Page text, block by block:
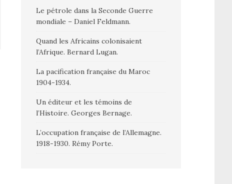
Le pétrole dans la Seconde Guerre
mondiale – Daniel Feldmann.
Quand les Africains colonisaient
l’Afrique. Bernard Lugan.
La pacification française du Maroc
1904-1934.
Un éditeur et les témoins de
l’Histoire. Georges Bernage.
L’occupation française de l’Allemagne.
1918-1930. Rémy Porte.